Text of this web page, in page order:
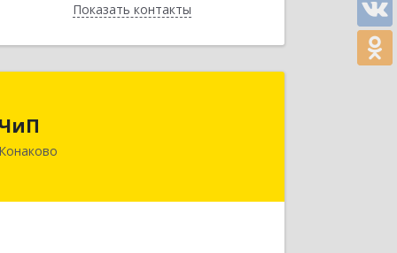
Показать контакты
Назад
ЧиП
Конаково
н, Конаково г, Энергетиков ул, дом №